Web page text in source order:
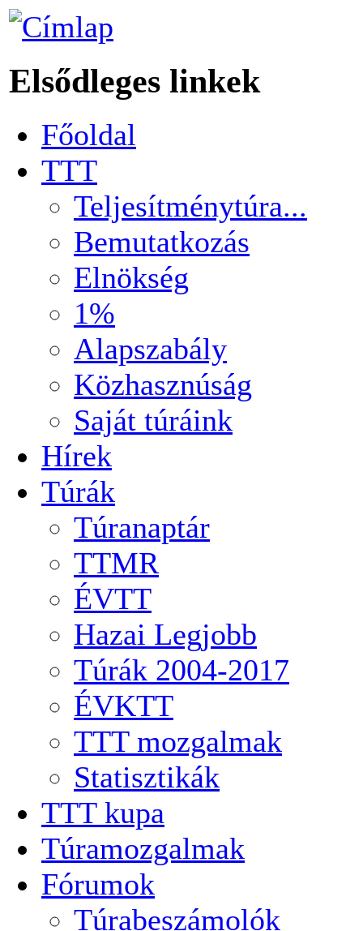
Elsődleges linkek
Főoldal
TTT
Teljesítménytúra...
Bemutatkozás
Elnökség
1%
Alapszabály
Közhasznúság
Saját túráink
Hírek
Túrák
Túranaptár
TTMR
ÉVTT
Hazai Legjobb
Túrák 2004-2017
ÉVKTT
TTT mozgalmak
Statisztikák
TTT kupa
Túramozgalmak
Fórumok
Túrabeszámolók